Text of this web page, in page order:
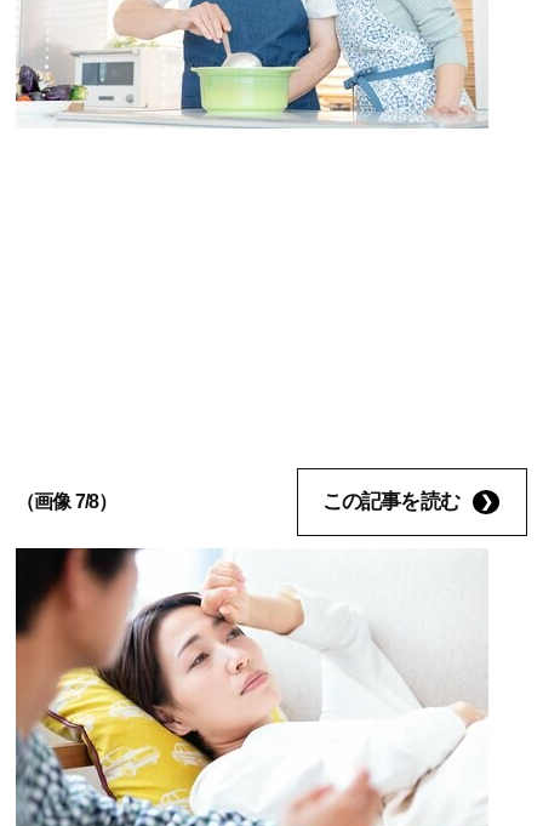
（画像 7/8） この記事を読む